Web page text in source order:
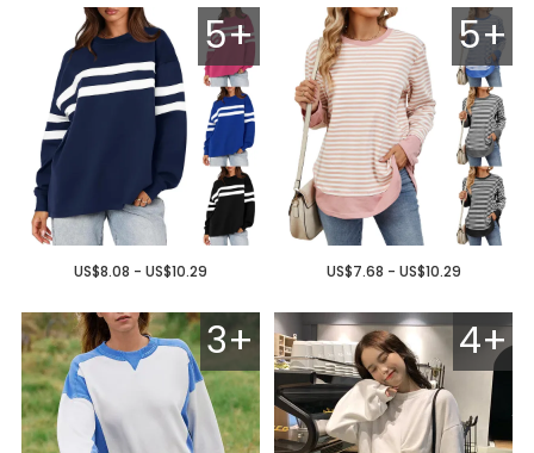
5+
US$8.08 - US$10.29
5+
US$7.68 - US$10.29
3+ 4+